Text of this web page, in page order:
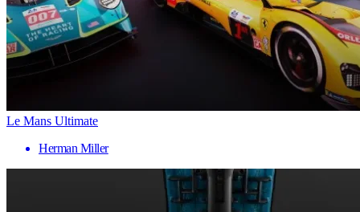
Le Mans Ultimate
Herman Miller